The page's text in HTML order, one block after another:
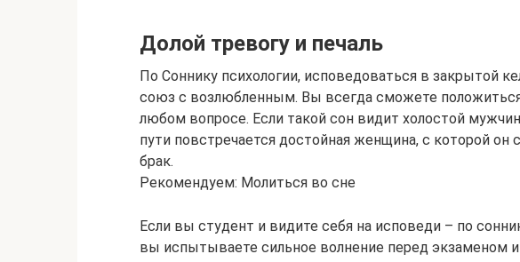
Долой тревогу и печаль
По Соннику психологии, исповедоваться в закрытой
союз с возлюбленным. Вы всегда сможете
любом вопросе. Если такой сон видит холостой
пути повстречается достойная женщина, с которой
брак.
Рекомендуем: Молиться во сне
Если вы студент и видите себя на исповеди – по
вы испытываете сильное волнение перед экзаменом